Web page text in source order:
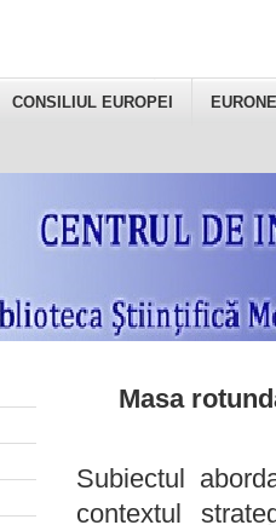
CONSILIUL EUROPEI
Masa
Subiectul
contextul